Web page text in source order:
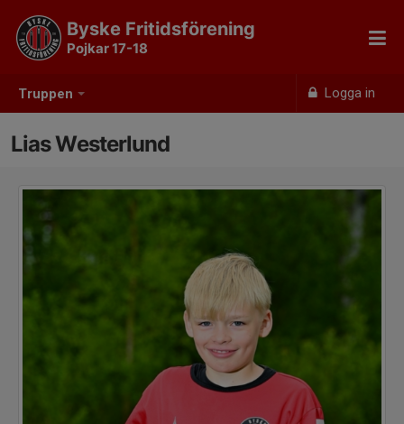
Truppen Logga in
Byske Fritidsförening
Pojkar 17-18
Lias Westerlund